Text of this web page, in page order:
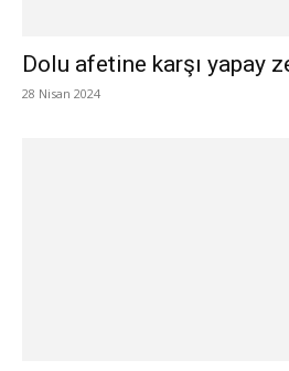
Dolu afetine karşı yapay
28 Nisan 2024